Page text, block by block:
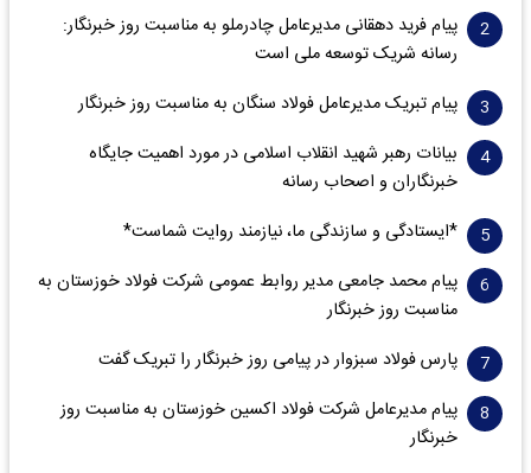
پیام فرید دهقانی مدیرعامل چادرملو به مناسبت روز خبرنگار:
رسانه شریک توسعه ملی است
پیام تبریک مدیرعامل فولاد سنگان به مناسبت روز خبرنگار
بیانات رهبر شهید انقلاب اسلامی در مورد اهمیت جایگاه
خبرنگاران و اصحاب رسانه
*ایستادگی و سازندگی ما، نیازمند روایت شماست*
پیام محمد جامعی مدیر روابط عمومی شرکت فولاد خوزستان به
مناسبت روز خبرنگار
پارس فولاد سبزوار در پیامی روز خبرنگار را تبریک گفت
پیام مدیرعامل شرکت فولاد اکسین خوزستان به مناسبت روز
خبرنگار